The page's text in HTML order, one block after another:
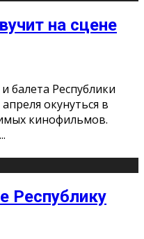
на сцене
балета Республики
окунуться в
кинофильмов.
...
Республику